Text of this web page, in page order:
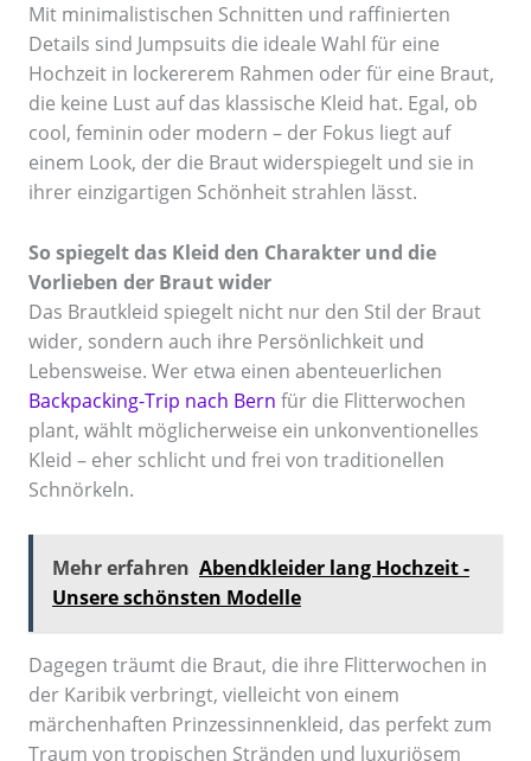
Mit minimalistischen Schnitten und raffinierten
Details sind Jumpsuits die ideale Wahl für eine
Hochzeit in lockererem Rahmen oder für eine Braut,
die keine Lust auf das klassische Kleid hat. Egal, ob
cool, feminin oder modern – der Fokus liegt auf
einem Look, der die Braut widerspiegelt und sie in
ihrer einzigartigen Schönheit strahlen lässt.
So spiegelt das Kleid den Charakter und die
Vorlieben der Braut wider
Das Brautkleid spiegelt nicht nur den Stil der Braut
wider, sondern auch ihre Persönlichkeit und
Lebensweise. Wer etwa einen abenteuerlichen
Backpacking-Trip nach Bern für die Flitterwochen
plant, wählt möglicherweise ein unkonventionelles
Kleid – eher schlicht und frei von traditionellen
Schnörkeln.
Mehr erfahren Abendkleider lang Hochzeit -
Unsere schönsten Modelle
Dagegen träumt die Braut, die ihre Flitterwochen in
der Karibik verbringt, vielleicht von einem
märchenhaften Prinzessinnenkleid, das perfekt zum
Traum von tropischen Stränden und luxuriösem